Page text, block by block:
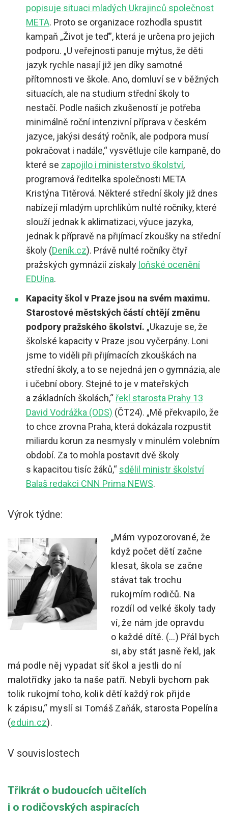
popisuje situaci mladých Ukrajinců společnost
META. Proto se organizace rozhodla spustit
kampaň „Život je teď”, která je určena pro jejich
podporu. „U veřejnosti panuje mýtus, že děti
jazyk rychle nasají již jen díky samotné
přítomnosti ve škole. Ano, domluví se v běžných
situacích, ale na studium střední školy to
nestačí. Podle našich zkušeností je potřeba
minimálně roční intenzivní příprava v českém
jazyce, jakýsi desátý ročník, ale podpora musí
pokračovat i nadále,“ vysvětluje cíle kampaně, do
které se zapojilo i ministerstvo školství,
programová ředitelka společnosti META
Kristýna Titěrová. Některé střední školy již dnes
nabízejí mladým uprchlíkům nulté ročníky, které
slouží jednak k aklimatizaci, výuce jazyka,
jednak k přípravě na přijímací zkoušky na střední
školy (Deník.cz). Právě nulté ročníky čtyř
pražských gymnázií získaly loňské ocenění
EDUína.
Kapacity škol v Praze jsou na svém maximu.
Starostové městských částí chtějí změnu
podpory pražského školství. „Ukazuje se, že
školské kapacity v Praze jsou vyčerpány. Loni
jsme to viděli při přijímacích zkouškách na
střední školy, a to se nejedná jen o gymnázia, ale
i učební obory. Stejné to je v mateřských
a základních školách,“ řekl starosta Prahy 13
David Vodrážka (ODS) (ČT24). „Mě překvapilo, že
to chce zrovna Praha, která dokázala rozpustit
miliardu korun za nesmysly v minulém volebním
období. Za to mohla postavit dvě školy
s kapacitou tisíc žáků,“ sdělil ministr školství
Balaš redakci CNN Prima NEWS.
Výrok týdne:
„Mám vypozorované, že
když počet dětí začne
klesat, škola se začne
stávat tak trochu
rukojmím rodičů. Na
rozdíl od velké školy tady
ví, že nám jde opravdu
o každé dítě. (…) Přál bych
si, aby stát jasně řekl, jak
má podle něj vypadat síť škol a jestli do ní
malotřídky jako ta naše patří. Nebyli bychom pak
tolik rukojmí toho, kolik dětí každý rok přijde
k zápisu,“ myslí si Tomáš Zaňák, starosta Popelína
(eduin.cz).
V souvislostech
Třikrát o budoucích učitelích
i o rodičovských aspiracích